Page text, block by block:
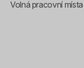
Volná pracovní místa